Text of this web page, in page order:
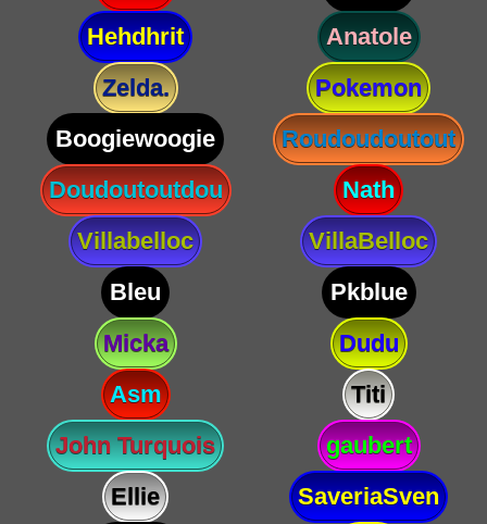
Hehdhrit
Anatole
Zelda.
Pokemon
Boogiewoogie
Roudoudoutout
Doudoutoutdou
Nath
Villabelloc
VillaBelloc
Bleu
Pkblue
Micka
Dudu
Asm
Titi
John Turquois
gaubert
Ellie
SaveriaSven